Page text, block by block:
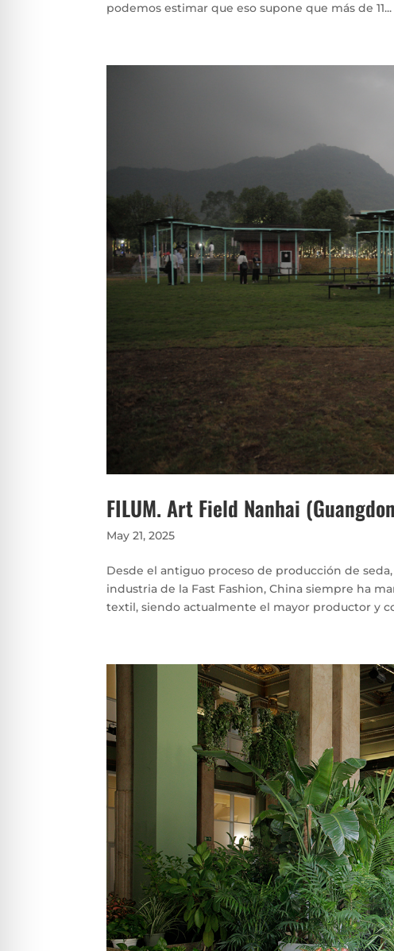
podemos estimar que eso supone que más de 11...
FILUM. Art Field Nanhai
May 21, 2025
Desde el antiguo proceso de producción de
industria de la Fast Fashion, China siempre ha
textil, siendo actualmente el mayor productor y